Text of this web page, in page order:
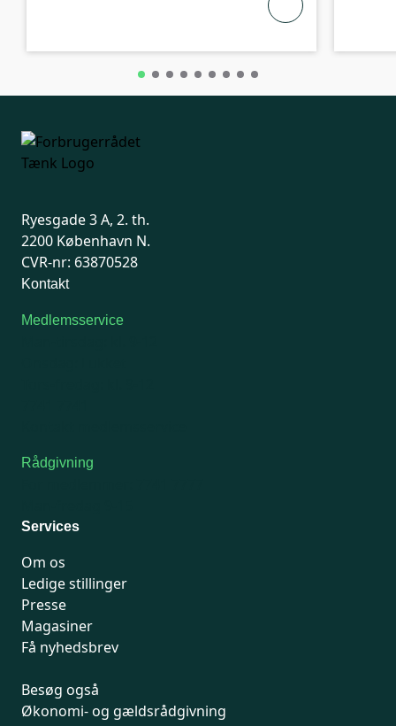
Ryesgade 3 A, 2. th.
2200 København N.
CVR-nr: 63870528
Kontakt
Medlemsservice
Rådgivning
Services
Om os
Ledige stillinger
Presse
Magasiner
Få nyhedsbrev
Besøg også
Økonomi- og gældsrådgivning